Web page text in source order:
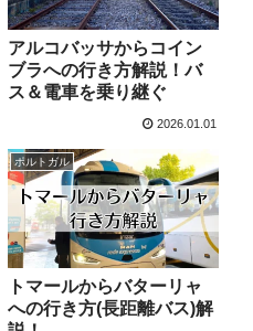
アルコバッサからコイン
ブラへの行き方解説！バ
ス＆電車を乗り継ぐ
2026.01.01
ポルトガル
トマールからバターリャ
への行き方(長距離バス)解